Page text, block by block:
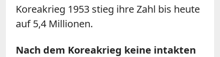
Koreakrieg 1953 stieg ihre Zahl bis heute
auf 5,4 Millionen.
Nach dem Koreakrieg keine intakten